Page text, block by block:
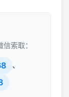
索取：
、